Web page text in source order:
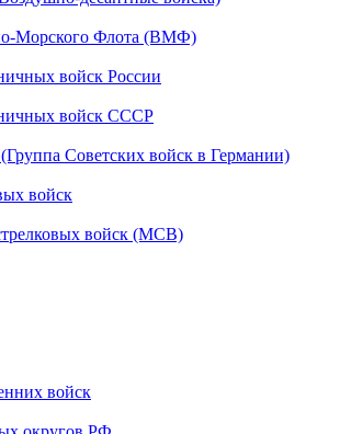
Морского Флота (ВМФ)
войск России
войск СССР
Советских войск в Германии)
войск
войск (МСВ)
войск